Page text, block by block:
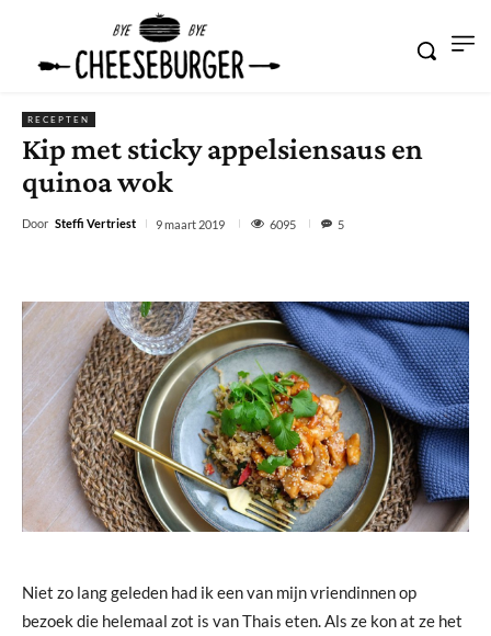
RECEPTEN
Kip met sticky appelsiensaus en
quinoa wok
Door Steffi Vertriest 9 maart 2019 6095 5
Niet zo lang geleden had ik een van mijn vriendinnen op
bezoek die helemaal zot is van Thais eten. Als ze kon at ze het